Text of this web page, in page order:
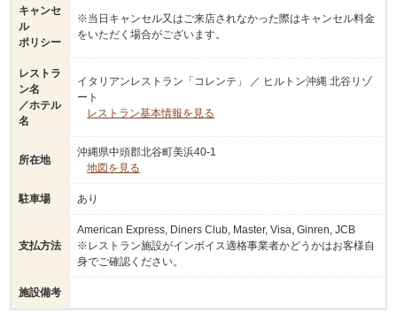
キャンセ
ル
ポリシー
※当日キャンセル又はご来店されなかった際はキャンセル料金
をいただく場合がございます。
レストラ
ン名
／ホテル
名
イタリアンレストラン「コレンテ」 ／ ヒルトン沖縄 北谷リゾ
ート
レストラン基本情報を見る
所在地
沖縄県中頭郡北谷町美浜40-1
地図を見る
駐車場 あり
支払方法
American Express, Diners Club, Master, Visa, Ginren, JCB
※レストラン施設がインボイス適格事業者かどうかはお客様自
身でご確認ください。
施設備考